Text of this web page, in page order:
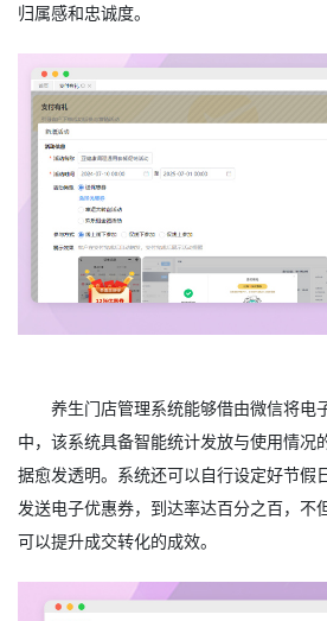
归属感和忠诚度。
养生门店管理系统能够借由微信将电
中，该系统具备智能统计发放与使用情况
据愈发透明。系统还可以自行设定好节假
发送电子优惠券，到达率达百分之百，不
可以提升成交转化的成效。